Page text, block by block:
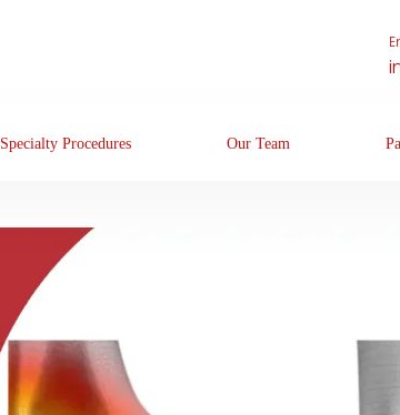
Specialty Procedures Our Team